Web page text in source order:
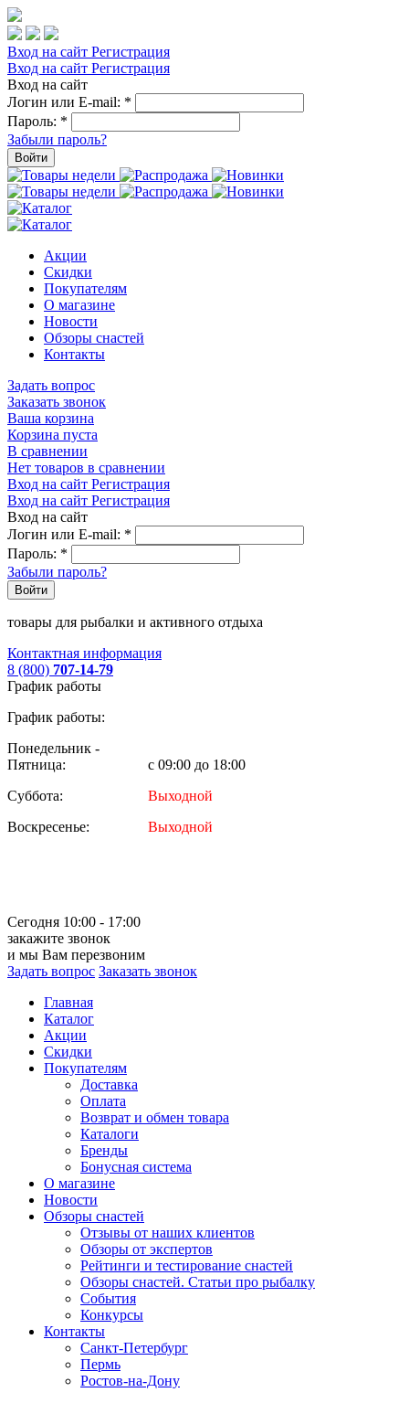
Вход на сайт Регистрация
Вход на сайт Регистрация
Вход на сайт
Логин или E-mail: *
Пароль: *
Забыли пароль?
Войти
Акции
Скидки
Покупателям
О магазине
Новости
Обзоры снастей
Контакты
Задать вопрос
Заказать звонок
Ваша корзина
Корзина пуста
В сравнении
Нет товаров в сравнении
Вход на сайт Регистрация
Вход на сайт Регистрация
Вход на сайт
Логин или E-mail: *
Пароль: *
Забыли пароль?
Войти
товары для рыбалки и активного отдыха
Контактная информация
8 (800) 707-14-79
График работы
График работы:
Понедельник -
Пятница:
с 09:00 до 18:00
Суббота:
Выходной
Воскресенье:
Выходной
Сегодня 10:00 - 17:00
закажите звонок
и мы Вам перезвоним
Задать вопрос Заказать звонок
Главная
Каталог
Акции
Скидки
Покупателям
Доставка
Оплата
Возврат и обмен товара
Каталоги
Бренды
Бонусная система
О магазине
Новости
Обзоры снастей
Отзывы от наших клиентов
Обзоры от экспертов
Рейтинги и тестирование снастей
Обзоры снастей. Статьи про рыбалку
События
Конкурсы
Контакты
Санкт-Петербург
Пермь
Ростов-на-Дону